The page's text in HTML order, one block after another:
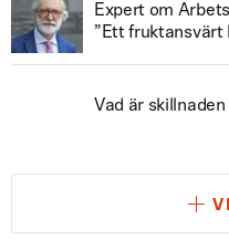
Expert om
”Ett fruktansvärt
Vad är